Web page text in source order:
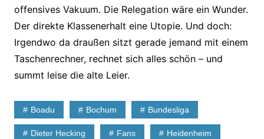
offensives Vakuum. Die Relegation wäre ein Wunder.
Der direkte Klassenerhalt eine Utopie. Und doch:
Irgendwo da draußen sitzt gerade jemand mit einem
Taschenrechner, rechnet sich alles schön – und
summt leise die alte Leier.
Boadu Bochum Bundesliga
Dieter Hecking Fans Heidenheim